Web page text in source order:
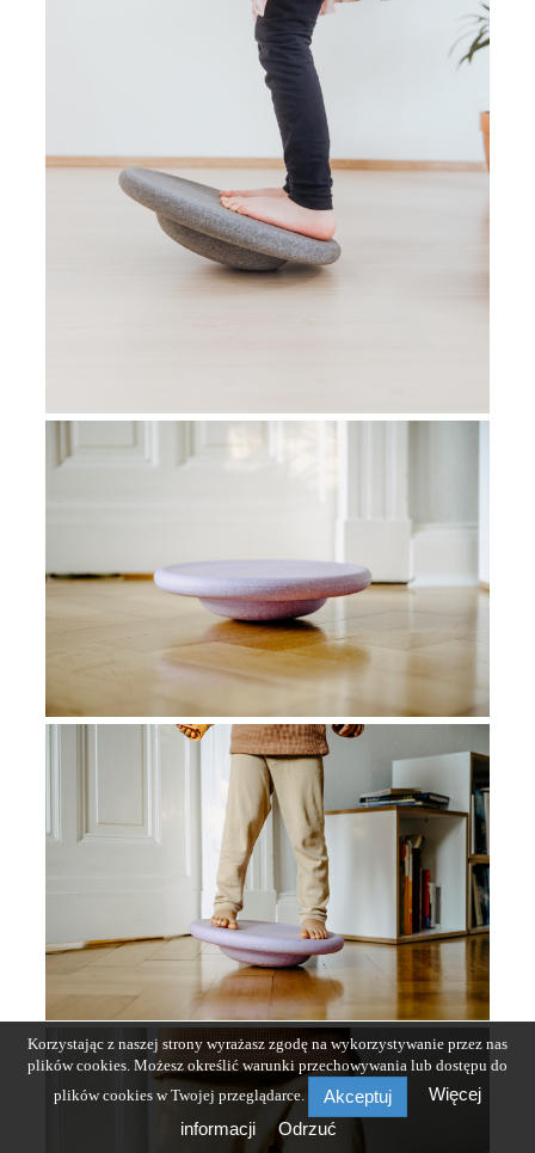
Korzystając z naszej strony wyrażasz zgodę na wykorzystywanie przez nas
plików cookies. Możesz określić warunki przechowywania lub dostępu do
plików cookies w Twojej przeglądarce.
Akceptuj
Więcej
informacji
Odrzuć